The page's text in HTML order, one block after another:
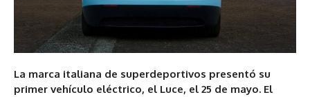
La marca italiana de superdeportivos presentó su
primer vehículo eléctrico, el Luce, el 25 de mayo. El